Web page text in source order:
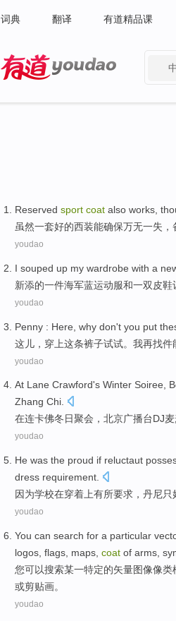
词典 翻译 有道精品课
Reserved sport coat also works
虽然一套好的西装能确保万无一失 ，
youdao
I souped up my wardrobe with a
新添的一件海军蓝运动服和一双 皮鞋
youdao
Penny : Here , why don't you put
这儿 ， 穿上这条裤子试试。 我再找件
youdao
At Lane Crawford's Winter Soiree,
Zhang Chi.
在连卡佛冬日聚会， 北京广播台DJ
youdao
He was the proud if reluctaut
dress requirement
因为学校在穿着上有所要求 ，丹尼只
youdao
You can search for a particular
logos flags maps coat of arms
您可以搜索某一特定的矢量图像像类
或剪贴画。
youdao